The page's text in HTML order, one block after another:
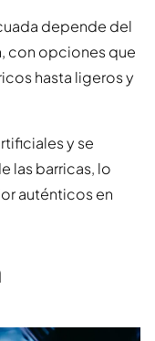
depende del
con opciones que
hasta ligeros y
y se
las barricas, lo
auténticos en